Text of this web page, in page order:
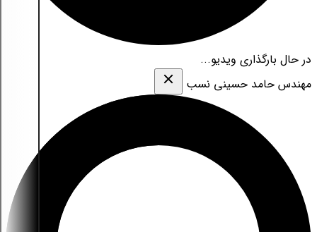
در حال بارگذاری ویدیو...
مهندس حامد حسینی نسب